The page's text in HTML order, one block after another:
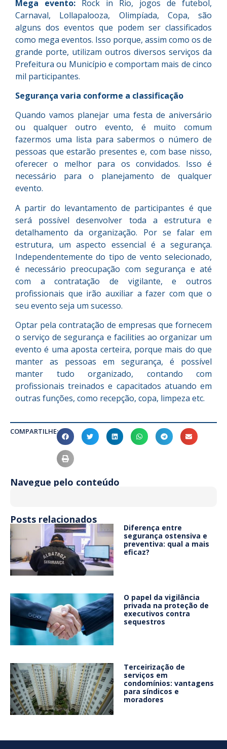
Mega evento:
Rock in Rio, jogos de futebol,
Carnaval, Lollapalooza, Olimpíada, Copa, são
alguns dos eventos que podem ser classificados
como mega eventos. Isso porque, assim como os de
grande porte, utilizam outros diversos serviços da
Prefeitura ou Município e comportam mais de cinco
mil participantes.
Segurança varia conforme a classificação
Quando vamos planejar uma festa de aniversário
ou qualquer outro evento, é muito comum
fazermos uma lista para sabermos o número de
pessoas que estarão presentes e, com base nisso,
oferecer o melhor para os convidados. Isso é
necessário para o planejamento de qualquer
evento.
A partir do levantamento de participantes é que
será possível desenvolver toda a estrutura e
detalhamento da organização. Por se falar em
estrutura, um aspecto essencial é a segurança.
Independentemente do tipo de vento selecionado,
é necessário preocupação com segurança e até
com a contratação de vigilante, e outros
profissionais que irão auxiliar a fazer com que o
seu evento seja um sucesso.
Optar pela contratação de empresas que fornecem
o serviço de segurança e facilities ao organizar um
evento é uma aposta certeira, porque mais do que
manter as pessoas em segurança, é possível
manter tudo organizado, contando com
profissionais treinados e capacitados atuando em
outras funções, como recepção, copa, limpeza etc.
COMPARTILHE:
Navegue pelo conteúdo
Posts relacionados
Diferença entre
segurança ostensiva e
preventiva: qual a mais
eficaz?
O papel da vigilância
privada na proteção de
executivos contra
sequestros
Terceirização de
serviços em
condomínios: vantagens
para síndicos e
moradores